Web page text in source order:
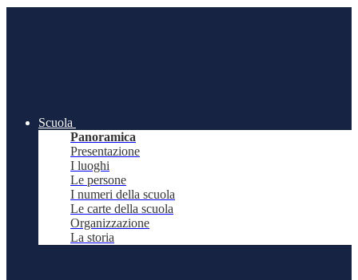
Scuola
Panoramica
Presentazione
I luoghi
Le persone
I numeri della scuola
Le carte della scuola
Organizzazione
La storia